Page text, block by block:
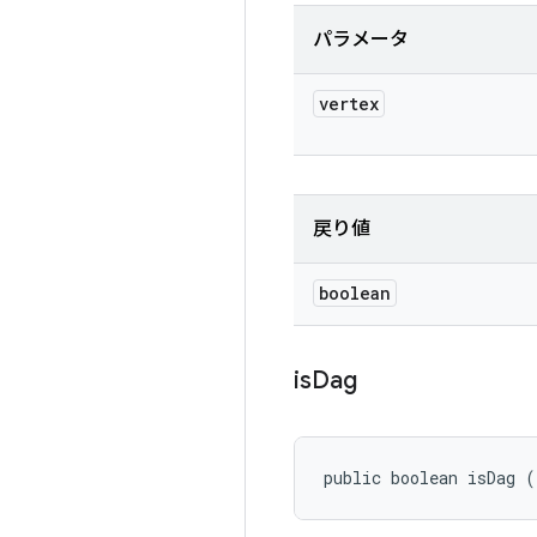
パラメータ
vertex
戻り値
boolean
isDag
public boolean isDag